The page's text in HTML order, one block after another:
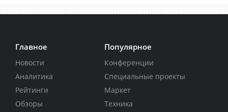
Главное
Новости
Аналитика
Рейтинги
Обзоры
Популярное
Конференции
Специальные проекты
Маркет
Техника